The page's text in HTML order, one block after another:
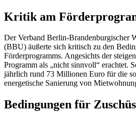
Kritik am
Der Verband Berlin-Brandenburgischer
(BBU) äußerte sich kritisch zu den
Förderprogramms. Angesichts der
Programm als „nicht sinnvoll“ erachtet.
jährlich rund 73 Millionen Euro für die
energetische Sanierung von
Bedingungen für